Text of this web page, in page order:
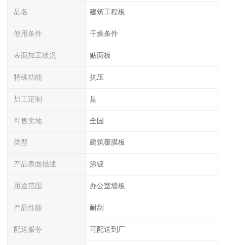
品名 建筑工程板
使用条件 干燥条件
表面加工状况 贴面板
特殊功能 抗压
加工定制 是
可售卖地 全国
类型 建筑覆膜板
产品表面描述 涂镀
用途范围 办公室墙板
产品性能 耐刮
配送服务 可配送到厂